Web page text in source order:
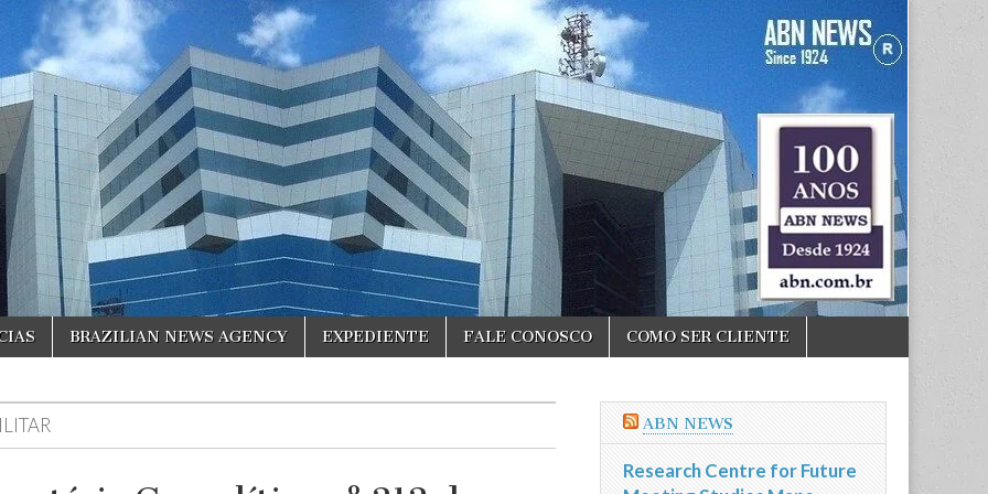
BRAZILIAN NEWS AGENCY EXPEDIENTE FALE CONOSCO COMO SER CLIENTE
ABN NEWS
Research Centre for Future